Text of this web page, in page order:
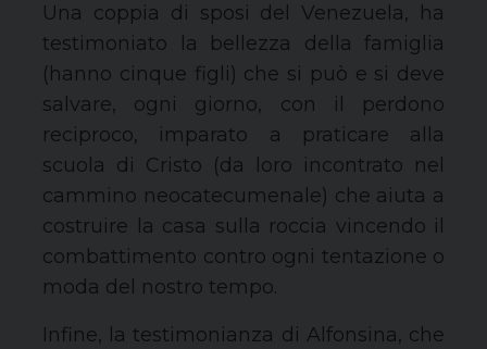
Una coppia di sposi del Venezuela, ha
testimoniato la bellezza della famiglia
(hanno cinque figli) che si può e si deve
salvare, ogni giorno, con il perdono
reciproco, imparato a praticare alla
scuola di Cristo (da loro incontrato nel
cammino neocatecumenale) che aiuta a
costruire la casa sulla roccia vincendo il
combattimento contro ogni tentazione o
moda del nostro tempo.
Infine, la testimonianza di Alfonsina, che